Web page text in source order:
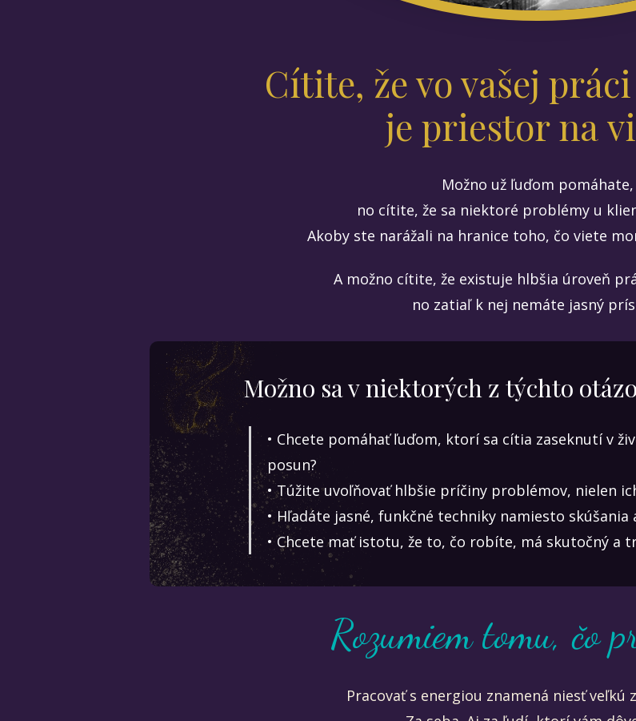
Cítite, že vo vašej
je priestor na
Možno už ľuďom pomáhate,
no cítite, že sa niektoré problémy u
Akoby ste narážali na hranice toho, čo viete
A možno cítite, že existuje hlbšia úroveň
no zatiaľ k nej nemáte jasný
Možno sa v niektorých z týchto
• Chcete pomáhať ľuďom, ktorí sa cítia zaseknutí v
posun?
• Túžite uvoľňovať hlbšie príčiny problémov, nielen
• Hľadáte jasné, funkčné techniky namiesto skúšania
• Chcete mať istotu, že to, čo robíte, má skutočný a
Rozumiem tomu, čo
Pracovať s energiou znamená niesť veľkú